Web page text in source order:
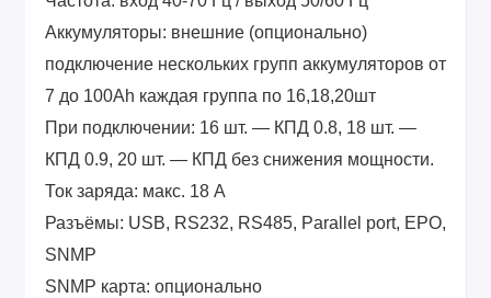
Аккумуляторы: внешние (опционально)
подключение нескольких групп аккумуляторов от
7 до 100Ah каждая группа по 16,18,20шт
При подключении: 16 шт. — КПД 0.8, 18 шт. —
КПД 0.9, 20 шт. — КПД без снижения мощности.
Ток заряда: макс. 18 A
Разъёмы: USB, RS232, RS485, Parallel port, EPO,
SNMP
SNMP карта: опционально